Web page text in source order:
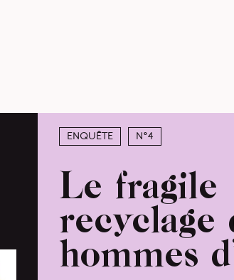
Enquête N°4
Le fragile
recyclage
hommes